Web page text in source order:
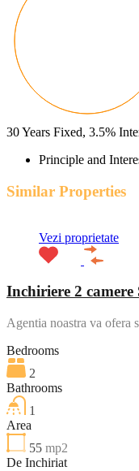
30Years Fixed, 3.5%
Principle and
Similar Properties
Vezi proprietate
Inchiriere 2
Agentia noastra va ofera
Bedrooms
2
Bathrooms
1
Area
55 mp2
De Inchiriat